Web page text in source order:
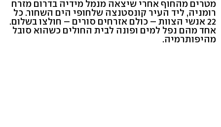
מטרים מהחוף אחרי שיצאה מנמל מידיה בדרום מזרח
רומניה, ליד העיר קונסטנצה שלחופי הים השחור. כל
22 אנשי הצוות – כולם אזרחים סורים – חולצו בשלום.
אחד מהם נפל למים ופונה לבית החולים כשהוא סובל
מהיפותרמיה.